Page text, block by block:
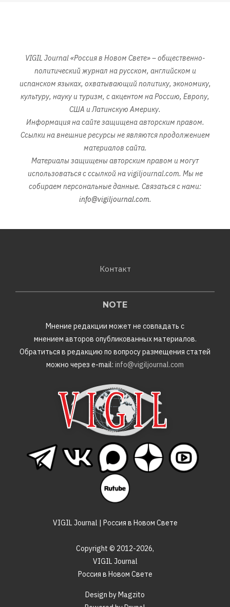
VIGIL Journal «Россия в Новом Свете» – общественно-
политический журнал на русском, английском и
испанском языках, охватывающий политику, экономику,
культуру, науку и туризм, с акцентом на Россию, Европу,
США и Латинскую Америку.
Информация на сайте защищена авторским правом.
Ссылки на внешние ресурсы не являются продолжением
материалов сайта.
Материалы защищены авторским правом и могут
использоваться с ссылкой на vigiljournal.com. Мы не
собираем персональные данные. Связаться с нами:
info@vigiljournal.com.
Контакт
NOTE
Мнение редакции может не совпадать с
мнением авторов опубликованных материалов.
Обратиться в редакцию по вопросу размещения статей
можно через e-mail: info@vigiljournal.com
VIGIL Journal | Россия в Новом Свете
Copyright © 2012-2026,
VIGIL Journal
Россия в Новом Свете
Design by Magzito